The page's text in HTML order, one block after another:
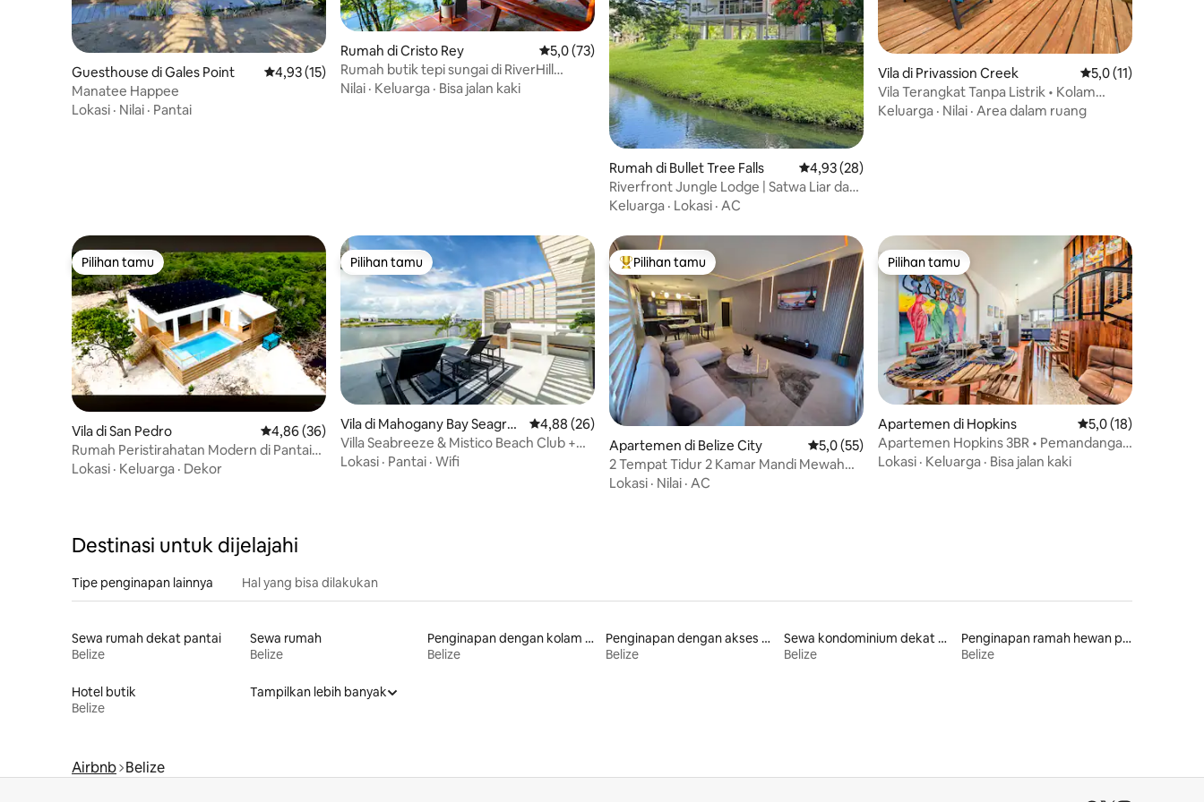
Guesthouse di Gales Point Nilai rata-rata 4,93 dari 5, 15 ulasan
4,93 (15)
Manatee Happee
Lokasi · Nilai · Pantai
Rumah di Cristo Rey Nilai rata-rata 5,0 dari 5, 73 ulasan
5,0 (73)
Rumah butik tepi sungai di RiverHill
Hideaway
Nilai · Keluarga · Bisa jalan kaki
Rumah di Bullet Tree Falls Nilai rata-rata 4,93 dari 5, 28 ulasan
4,93 (28)
Riverfront Jungle Lodge | Satwa Liar dan
Air Terjun
Keluarga · Lokasi · AC
Vila di Privassion Creek Nilai rata-rata 5,0
5,0 (11)
Vila Terangkat Tanpa Listrik • Kolam
renang pribadi • Air terjun
Keluarga · Nilai · Area dalam ruang
Pilihan tamu
Pilihan tamu
Vila di San Pedro Nilai rata-rata 4,86 dari 5, 36 ulasan
4,86 (36)
Rumah Peristirahatan Modern di Pantai
Rahasia | Beristirahat & Bersantai
Lokasi · Keluarga · Dekor
Pilihan tamu
Pilihan tamu
Vila di Mahogany Bay Seagrap
e Drive, San Pedro
Nilai rata-rata 4,88 dari 5, 26 ulasan
4,88 (26)
Villa Seabreeze & Mistico Beach Club +
Perahu Antar-Jemput
Lokasi · Pantai · Wifi
Pilihan tamu terpopuler
Pilihan tamu
Apartemen di Belize City Nilai rata-rata 5,0 dari 5, 55 ulasan
5,0 (55)
2 Tempat Tidur 2 Kamar Mandi Mewah
dengan Kolam Renang - Apt 200
Lokasi · Nilai · AC
Pilihan tamu
Pilihan tamu
Apartemen di Hopkins Nilai rata-rata 5,0
5,0 (18)
Apartemen Hopkins 3BR • Pemandangan
Laut & Gunung
Lokasi · Keluarga · Bisa jalan kaki
Destinasi untuk dijelajahi
Tipe penginapan lainnya Hal yang bisa dilakukan
Sewa rumah dekat pantai
Belize
Sewa rumah
Belize
Penginapan dengan kolam renang
Belize
Penginapan dengan akses ke pantai
Belize
Sewa kondominium dekat pantai
Belize
Penginapan ramah hewan peliharaan
Belize
Hotel butik
Belize
Tampilkan lebih banyak
Airbnb Belize